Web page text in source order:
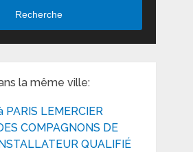
Recherche
la même ville:
PARIS LEMERCIER
COMPAGNONS DE
QUALIFIÉ